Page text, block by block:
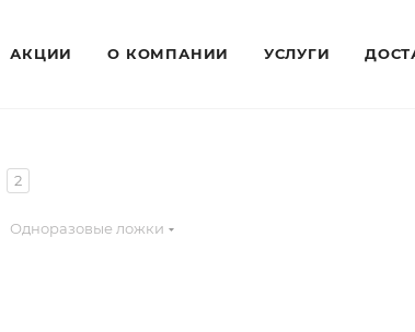
АКЦИИ О КОМПАНИИ УСЛУГИ
2
Одноразовые ложки